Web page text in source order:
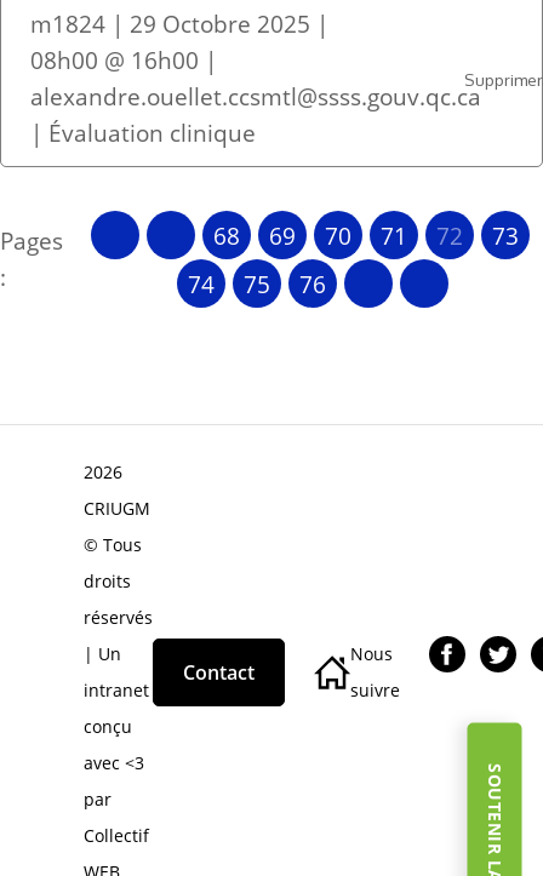
m1824 | 29 Octobre 2025 |
08h00 @ 16h00 |
alexandre.ouellet.ccsmtl@ssss.gouv.qc.ca
| Évaluation clinique
Supprimer
Pages
:
68 69 70 71 72
73
74
75 76
2026
CRIUGM
© Tous
droits
réservés
| Un
intranet
conçu
avec <3
par
Collectif
Contact
Nous
suivre